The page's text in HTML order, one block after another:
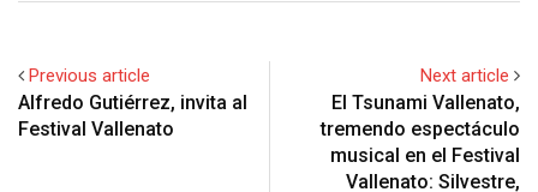
Previous article
Alfredo Gutiérrez, invita al
Festival Vallenato
Next article
El Tsunami Vallenato,
tremendo espectáculo
musical en el Festival
Vallenato: Silvestre,